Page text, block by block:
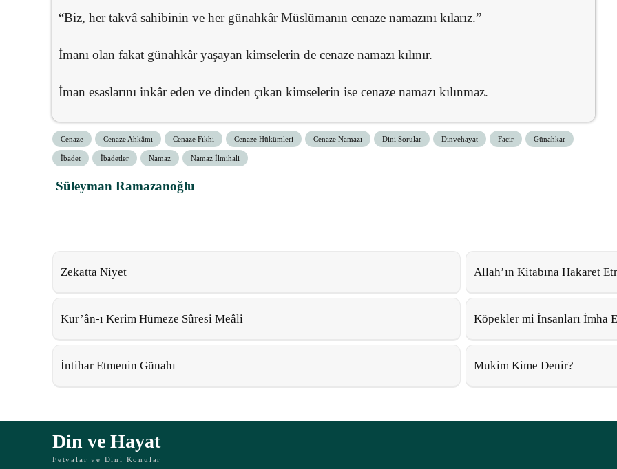
“Biz, her takvâ sahibinin ve her günahkâr Müslümanın cenaze namazını kılarız.”
İmanı olan fakat günahkâr yaşayan kimselerin de cenaze namazı kılınır.
İman esaslarını inkâr eden ve dinden çıkan kimselerin ise cenaze namazı kılınmaz.
Cenaze Cenaze Ahkâmı Cenaze Fıkhı Cenaze Hükümleri Cenaze Namazı Dini Sorular Dinvehayat Facir Günahkar
İbadet İbadetler Namaz Namaz İlmihali
Süleyman Ramazanoğlu
Zekatta Niyet Allah’ın Kitabına Hakaret
Kur’ân-ı Kerim Hümeze Sûresi Meâli Köpekler mi İnsanları İmha
İntihar Etmenin Günahı Mukim Kime Denir?
Din ve Hayat
Fetvalar ve Dini Konular